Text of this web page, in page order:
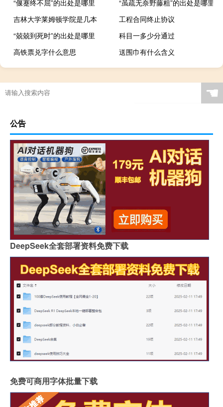
“偃蹇终不屈”的出处是哪里
“虽疏无奈野藤粗”的出处是哪里
吉林大学莱姆顿学院是几本
工程合同终止协议
“兢兢到死时”的出处是哪里
科目一多少分通过
高铁票兑字什么意思
送围巾有什么含义
☚
公告
DeepSeek全套部署资料免费下载
免费可商用字体批量下载